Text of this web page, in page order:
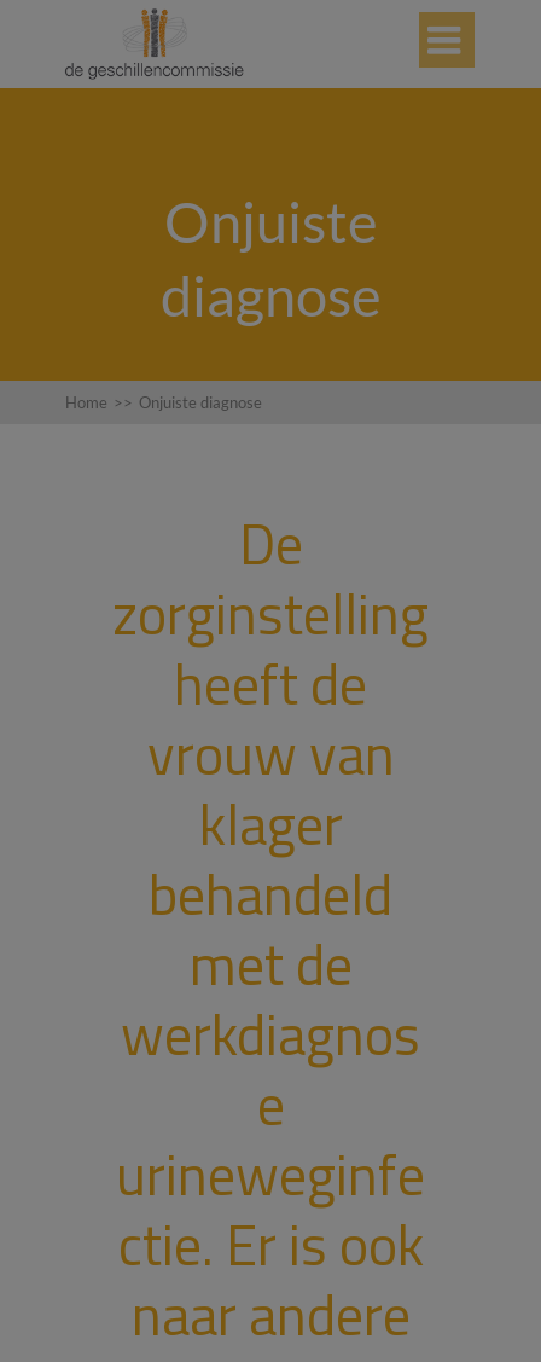

Onjuiste
diagnose
Home >> Onjuiste diagnose
De
zorginstelling
heeft de
vrouw van
klager
behandeld
met de
werkdiagnos
e
urineweginfe
ctie. Er is ook
naar andere